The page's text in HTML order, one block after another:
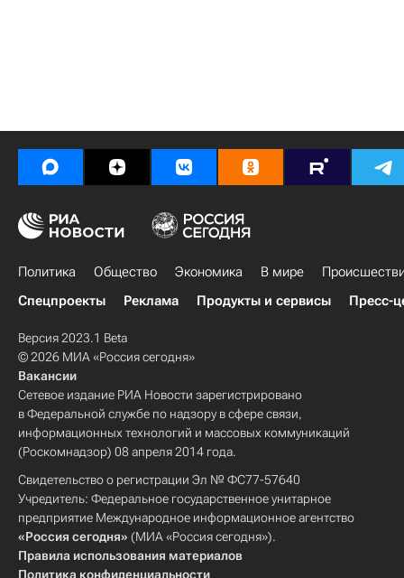
Политика Общество Экономика В мире
Спецпроекты
Реклама Продукты и сервисы Пресс-
Версия 2023.1 Beta
© 2026 МИА «Россия сегодня»
Вакансии
Сетевое издание РИА Новости зарегистрировано
в Федеральной службе по надзору в сфере связи,
информационных технологий и массовых коммуникаций
(Роскомнадзор) 08 апреля 2014 года.
Свидетельство о регистрации Эл № ФС77-57640
Учредитель: Федеральное государственное унитарное
предприятие Международное информационное агентство
«Россия сегодня» (МИА «Россия сегодня»).
Правила использования материалов
Политика конфиденциальности